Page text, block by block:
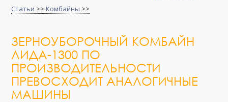
Статьи >> Комбайны >>
ЗЕРНОУБОРОЧНЫЙ КОМБАЙН
ЛИДА-1300 ПО
ПРОИЗВОДИТЕЛЬНОСТИ
ПРЕВОСХОДИТ АНАЛОГИЧНЫЕ
МАШИНЫ